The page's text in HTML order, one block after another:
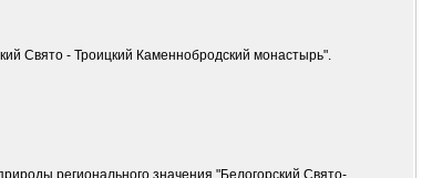
Свято - Троицкий Каменнобродский монастырь".